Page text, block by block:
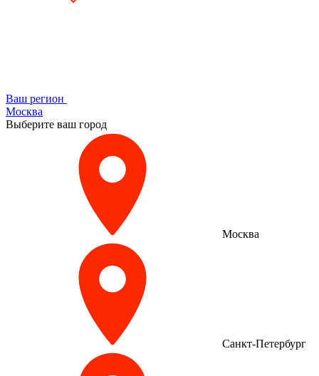
Ваш регион
Москва
Выберите ваш город
Москва
Санкт-Петербург